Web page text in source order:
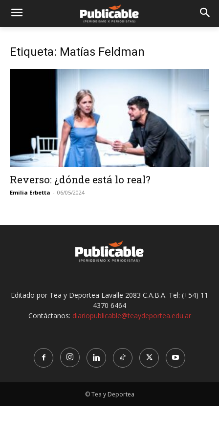
Etiqueta: Matías Feldman
Reverso: ¿dónde está lo real?
Emilia Erbetta - 06/05/2024
Editado por Tea y Deportea Lavalle 2083 C.A.B.A. Tel: (+54) 11
4370 6464
Contáctanos: diariopublicable@teaydeportea.edu.ar
© Tea y Deportea